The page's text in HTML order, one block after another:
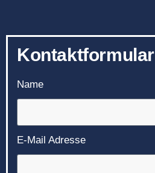
Kontaktformular
Name
E-Mail Adresse